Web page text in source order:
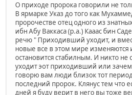
О приходе пророка говорили не
В ярмарке Указ до того как
пророчестве отец одного из
ибн Абу Ваккаса (р.а.) Кааас бин
речю " Приходивший уходит, и
новые все в этом мире изменяются
остановится стабилным. И никто не
уходит эот приходивший или зачем
говорю вам люди близок тот
последний пророк. Клянус тем что
дней я буду верит в него вы тоже